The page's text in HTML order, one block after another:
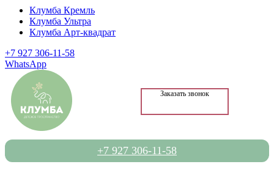
Клумба Кремль
Клумба Ультра
Клумба Арт-квадрат
+7 927 306-11-58
WhatsApp
Заказать звонок
+7 927 306-11-58